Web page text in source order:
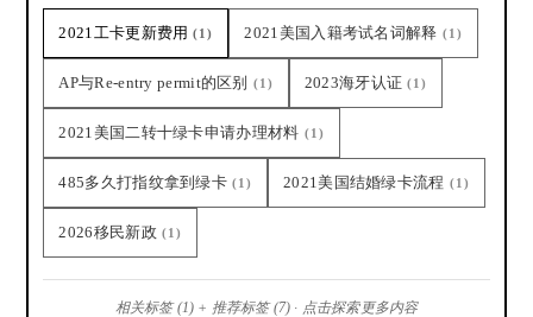
2021工卡更新费用 (1) 2021美国入籍考试名词解释 (1)
AP与Re-entry permit的区别 (1) 2023海牙认证 (1)
2021美国二转十绿卡申请办理材料 (1)
485多久打指纹拿到绿卡 (1) 2021美国结婚绿卡流程 (1)
2026移民新政 (1)
相关标签 (1) + 推荐标签 (7) · 点击探索更多内容